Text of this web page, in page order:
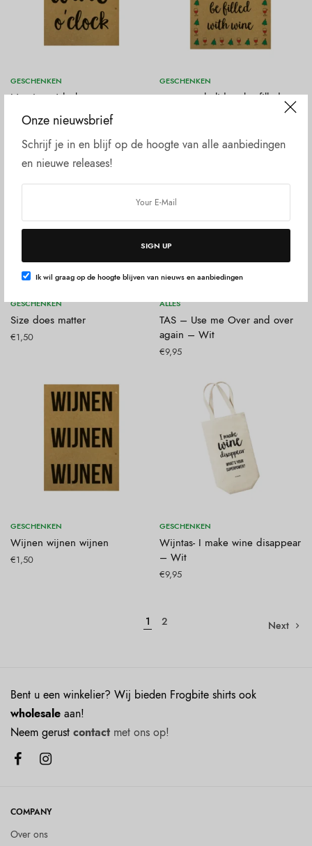
Onze nieuwsbrief
Schrijf je in en blijf op de hoogte van alle aanbiedingen
en nieuwe releases!
SIGN UP
Ik wil graag op de hoogte blijven van nieuws en aanbiedingen
Toevoegen aan winkelwagen
GESCHENKEN
It’s wine o’clock
1,50
Toevoegen aan winkelwagen
GESCHENKEN
may your holidays be filled
Toevoegen aan winkelwagen
GESCHENKEN
Size does matter
€1,50
Toevoegen aan winkelwagen
ALLES
TAS – Use me Over and over
again – Wit
€9,95
Toevoegen aan winkelwagen
GESCHENKEN
Wijnen wijnen wijnen
€1,50
Toevoegen aan winkelwagen
GESCHENKEN
Wijntas- I make wine disappear
– Wit
€9,95
1 2 Next
Bent u een winkelier? Wij bieden Frogbite shirts ook
wholesale aan!
Neem gerustcontact met ons op!
COMPANY
Over ons